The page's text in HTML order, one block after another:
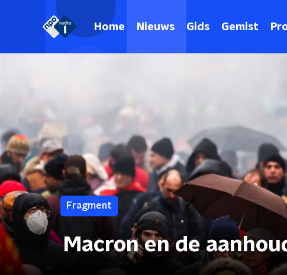
Home Nieuws Gids Gemist
Fragment
Macron en de